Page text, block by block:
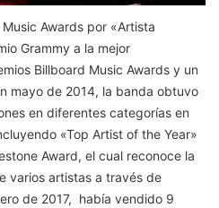
Awards por «Artista
Grammy a la mejor
Billboard Music Awards y un
mayo de 2014, la banda obtuvo
en diferentes categorías en
«Top Artist of the Year»
Award, el cual reconoce la
varios artistas a través de
de 2017, había vendido 9